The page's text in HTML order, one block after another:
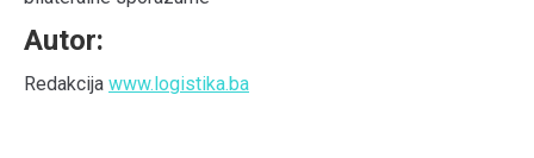
Autor:
Redakcija www.logistika.ba